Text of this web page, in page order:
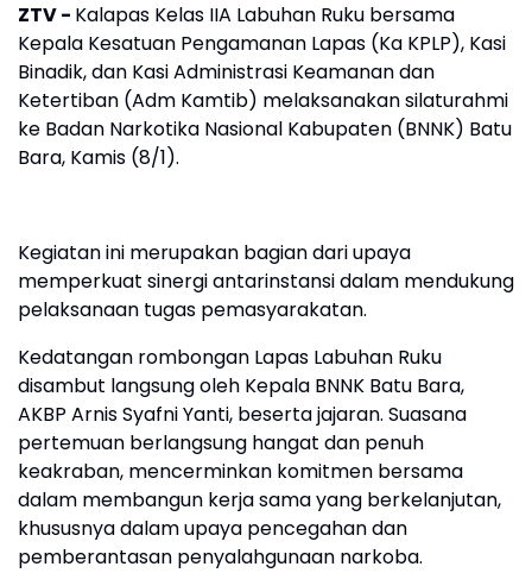
ZTV - Kalapas Kelas IIA Labuhan Ruku bersama
Kepala Kesatuan Pengamanan Lapas (Ka KPLP), Kasi
Binadik, dan Kasi Administrasi Keamanan dan
Ketertiban (Adm Kamtib) melaksanakan silaturahmi
ke Badan Narkotika Nasional Kabupaten (BNNK) Batu
Bara, Kamis (8/1).
Kegiatan ini merupakan bagian dari upaya
memperkuat sinergi antarinstansi dalam mendukung
pelaksanaan tugas pemasyarakatan.
Kedatangan rombongan Lapas Labuhan Ruku
disambut langsung oleh Kepala BNNK Batu Bara,
AKBP Arnis Syafni Yanti, beserta jajaran. Suasana
pertemuan berlangsung hangat dan penuh
keakraban, mencerminkan komitmen bersama
dalam membangun kerja sama yang berkelanjutan,
khususnya dalam upaya pencegahan dan
pemberantasan penyalahgunaan narkoba.